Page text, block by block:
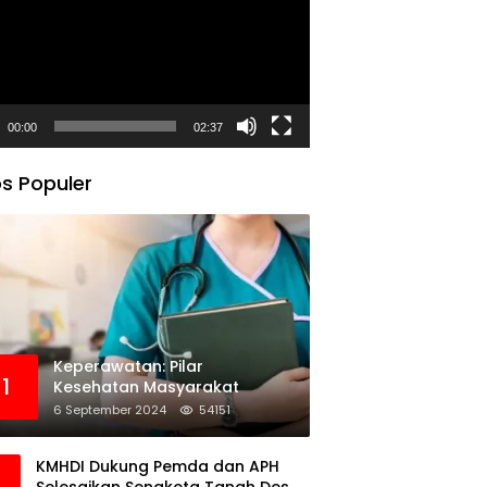
00:00 02:37
Populer
1
Keperawatan: Pilar
Kesehatan Masyarakat
6 September 2024 54151
KMHDI Dukung Pemda dan APH